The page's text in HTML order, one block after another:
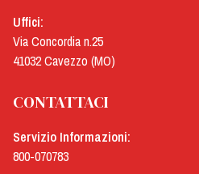
Uffici:
Via Concordia n.25
41032 Cavezzo (MO)
CONTATTACI
Servizio Informazioni:
800-070783